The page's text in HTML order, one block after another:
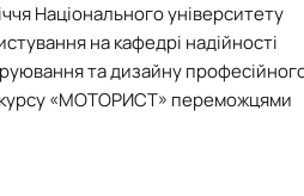
Національного університету
на кафедрі надійності
та дизайну
«МОТОРИСТ» переможцями